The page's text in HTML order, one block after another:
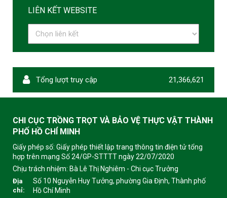
LIÊN KẾT WEBSITE
Tổng lượt truy cập 21,366,621
CHI CỤC TRỒNG TRỌT VÀ BẢO VỆ THỰC VẬT THÀNH
PHỐ HỒ CHÍ MINH
Giấy phép số: Giấy phép thiết lập trang thông tin điện tử tổng
hợp trên mạng Số 24/GP-STTTT ngày 22/07/2020
Chịu trách nhiệm: Bà Lê Thị Nghiêm - Chi cục Trưởng
Địa
chỉ:
Số 10 Nguyễn Huy Tưởng, phường Gia Định, Thành phố
Hồ Chí Minh